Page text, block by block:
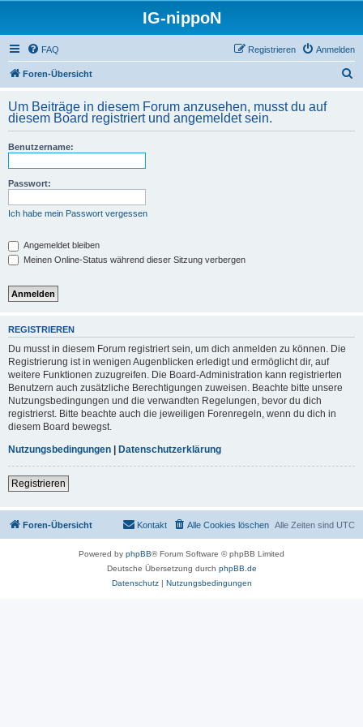
IG-nippoN
FAQ Anmelden
Registrieren
Foren-Übersicht
h
Um Beiträge in diesem Forum anzusehen, musst du auf
diesem Board registriert und angemeldet sein.
Benutzername:
Passwort:
Ich habe mein Passwort vergessen
Angemeldet bleiben
Meinen Online-Status während dieser Sitzung verbergen
REGISTRIEREN
Du musst in diesem Forum registriert sein, um dich anmelden zu können. Die
Registrierung ist in wenigen Augenblicken erledigt und ermöglicht dir, auf
weitere Funktionen zuzugreifen. Die Board-Administration kann registrierten
Benutzern auch zusätzliche Berechtigungen zuweisen. Beachte bitte unsere
Nutzungsbedingungen und die verwandten Regelungen, bevor du dich
registrierst. Bitte beachte auch die jeweiligen Forenregeln, wenn du dich in
diesem Board bewegst.
Nutzungsbedingungen | Datenschutzerklärung
Registrieren
Foren-Übersicht Alle Zeiten sind UTC
Alle Cookies löschen
Kontakt
Powered by phpBB® Forum Software © phpBB Limited
Deutsche Übersetzung durch phpBB.de
Datenschutz| Nutzungsbedingungen